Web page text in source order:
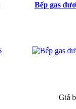
Bếp gas
Giá